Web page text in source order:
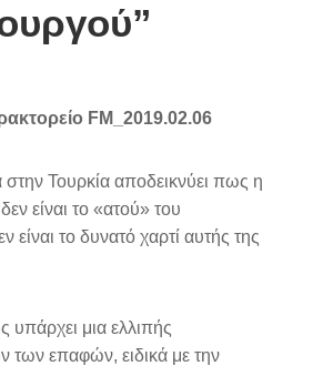
FM_2019.02.06
Τουρκία αποδεικνύει πως η
είναι το «ατού» του
το δυνατό χαρτί αυτής της
υπάρχει μια ελλιπής
των επαφών, ειδικά με την